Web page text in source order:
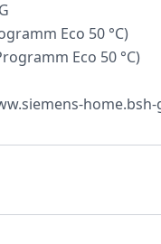
Eco 50 °C)
Eco 50 °C)